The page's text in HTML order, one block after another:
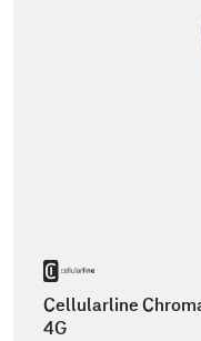
Cellularline
4G